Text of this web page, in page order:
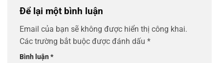
Để lại một bình luận
Email của bạn sẽ không được hiển thị công khai.
Các trường bắt buộc được đánh dấu *
Bình luận*